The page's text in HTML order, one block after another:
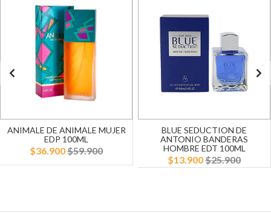
ANIMALE DE ANIMALE MUJER
EDP 100ML
$36.900$59.900
BLUE SEDUCTION DE
ANTONIO BANDERAS
HOMBRE EDT 100ML
$13.900$25.900